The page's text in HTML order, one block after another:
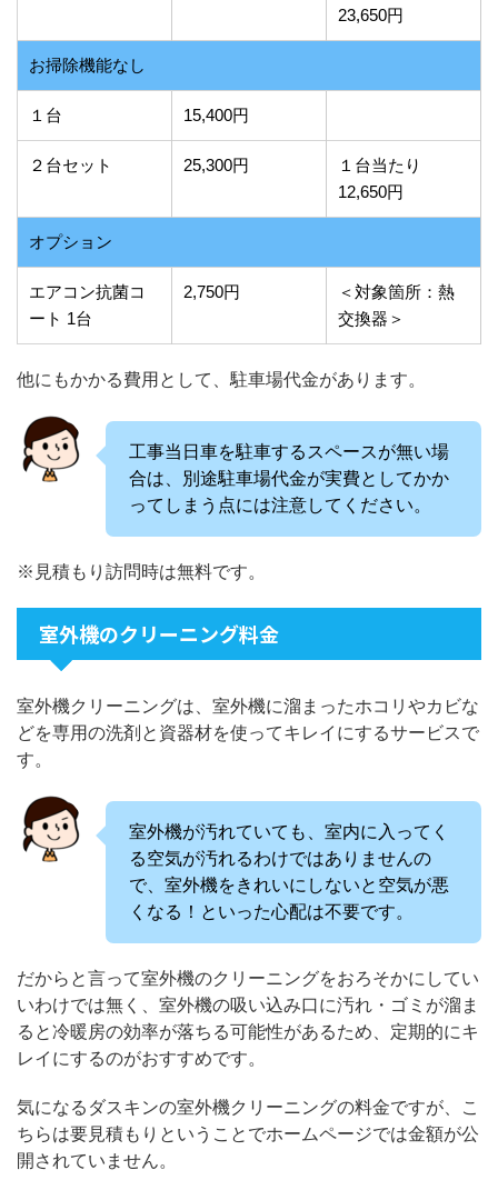
23,650円
お掃除機能なし
１台 15,400円
２台セット 25,300円
１台当たり
12,650円
オプション
エアコン抗菌コ
ート 1台
2,750円
＜対象箇所：熱
交換器＞
他にもかかる費用として、駐車場代金があります。
工事当日車を駐車するスペースが無い場
合は、別途駐車場代金が実費としてかか
ってしまう点には注意してください。
※見積もり訪問時は無料です。
室外機のクリーニング料金
室外機クリーニングは、室外機に溜まったホコリやカビな
どを専用の洗剤と資器材を使ってキレイにするサービスで
す。
室外機が汚れていても、室内に入ってく
る空気が汚れるわけではありませんの
で、室外機をきれいにしないと空気が悪
くなる！といった心配は不要です。
だからと言って室外機のクリーニングをおろそかにしてい
いわけでは無く、室外機の吸い込み口に汚れ・ゴミが溜ま
ると冷暖房の効率が落ちる可能性があるため、定期的にキ
レイにするのがおすすめです。
気になるダスキンの室外機クリーニングの料金ですが、こ
ちらは要見積もりということでホームページでは金額が公
開されていません。